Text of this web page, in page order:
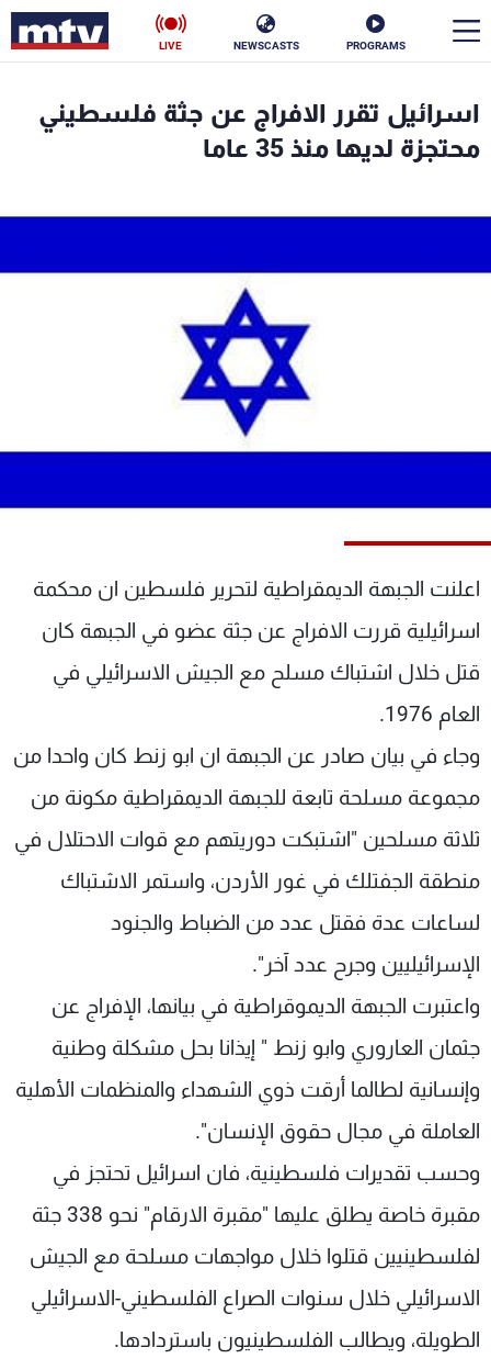
PROGRAMS
NEWSCASTS
LIVE
اسرائيل تقرر الافراج عن جثة فلسطيني
محتجزة لديها منذ 35 عاما
اعلنت الجبهة الديمقراطية لتحرير فلسطين ان محكمة
اسرائيلية قررت الافراج عن جثة عضو في الجبهة كان
قتل خلال اشتباك مسلح مع الجيش الاسرائيلي في
العام 1976.
وجاء في بيان صادر عن الجبهة ان ابو زنط كان واحدا من
مجموعة مسلحة تابعة للجبهة الديمقراطية مكونة من
ثلاثة مسلحين "اشتبكت دوريتهم مع قوات الاحتلال في
منطقة الجفتلك في غور الأردن، واستمر الاشتباك
لساعات عدة فقتل عدد من الضباط والجنود
الإسرائيليين وجرح عدد آخر".
واعتبرت الجبهة الديموقراطية في بيانها، الإفراج عن
جثمان العاروري وابو زنط " إيذانا بحل مشكلة وطنية
وإنسانية لطالما أرقت ذوي الشهداء والمنظمات الأهلية
العاملة في مجال حقوق الإنسان".
وحسب تقديرات فلسطينية، فان اسرائيل تحتجز في
مقبرة خاصة يطلق عليها "مقبرة الارقام" نحو 338 جثة
لفلسطينيين قتلوا خلال مواجهات مسلحة مع الجيش
الاسرائيلي خلال سنوات الصراع الفلسطيني-الاسرائيلي
الطويلة، ويطالب الفلسطينيون باستردادها.
الأخبار
رياضة
البرامج
شاهد البرامج
الترددات
الإنـتـاج
لاعلاناتكم
تواصل معنا
شروط الإسـتخدام
سياسة الخصوصية